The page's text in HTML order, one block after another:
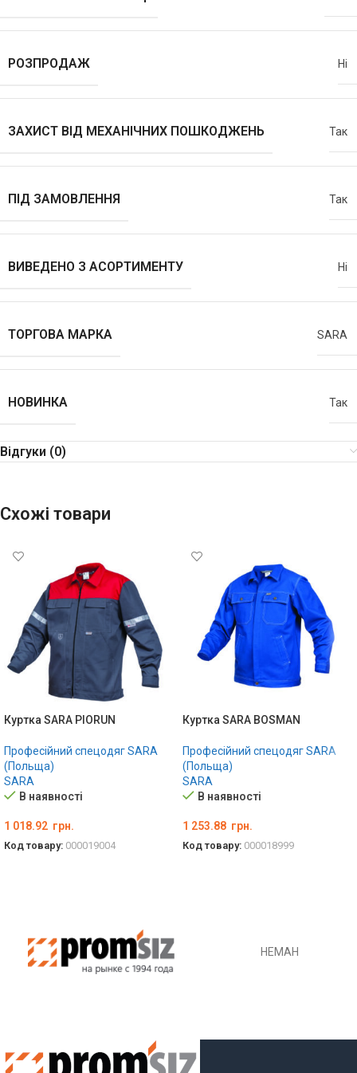
РОЗПРОДАЖ Ні
ЗАХИСТ ВІД МЕХАНІЧНИХ ПОШКОДЖЕНЬ Так
ПІД ЗАМОВЛЕННЯ Так
ВИВЕДЕНО З АСОРТИМЕНТУ Ні
ТОРГОВА МАРКА SARA
НОВИНКА Так
Відгуки (0)
Схожі товари
Куртка SARA PIORUN
Професійний спецодяг SARA
(Польща)
SARA
В наявності
1 018.92 грн.
Код товару: 000019004
Куртка SARA BOSMAN
Професійний спецодяг SARA
(Польща)
SARA
В наявності
1 253.88 грн.
Код товару: 000018999
НЕМАН